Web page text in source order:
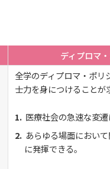
る質問
ディプロマ
全学のディプロマ・ポリ
士力を身につけることが
医療社会の急速な変遷
あらゆる場面におい
に発揮できる。